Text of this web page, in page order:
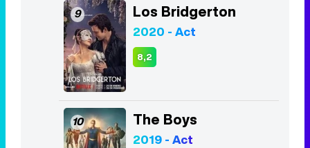
9 Los Bridgerton
2020 - Act
8,2
10 The Boys
2019 - Act